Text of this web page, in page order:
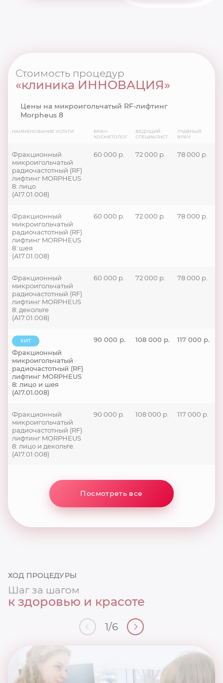
Стоимость процедур
«клиника ИННОВАЦИЯ»
Цены на микроигольчатый RF-лифтинг
Morpheus 8
НАИМЕНОВАНИЕ УСЛУГИ
ВРАЧ-
КОСМЕТОЛОГ
ВЕДУЩИЙ
СПЕЦИАЛИСТ
ГЛАВНЫЙ
ВРАЧ
Фракционный
микроигольчатый
радиочастотный (RF)
лифтинг MORPHEUS
8: лицо
(А17.01.008)
60 000 р. 72 000 р. 78 000 р.
Фракционный
микроигольчатый
радиочастотный (RF)
лифтинг MORPHEUS
8: шея
(А17.01.008)
60 000 р. 72 000 р. 78 000 р.
Фракционный
микроигольчатый
радиочастотный (RF)
лифтинг MORPHEUS
8: декольте
(А17.01.008)
60 000 р. 72 000 р. 78 000 р.
ХИТ
Фракционный
микроигольчатый
радиочастотный (RF)
лифтинг MORPHEUS
8: лицо и шея
(А17.01.008)
90 000 р. 108 000 р. 117 000 р.
Фракционный
микроигольчатый
радиочастотный (RF)
лифтинг MORPHEUS
8: лицо и декольте.
(А17.01.008)
90 000 р. 108 000 р. 117 000 р.
Посмотреть все
ХОД ПРОЦЕДУРЫ
Шаг за шагом
к здоровью и красоте
1/6